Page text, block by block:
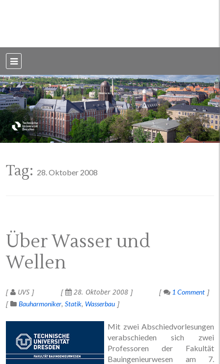
Dresden
Tag: 28. Oktober 2008
Über Wasser und
Wellen
UVS 28. Oktober 2008
1 Comment
Bauharmoniker Statik Wasserbau
Mit zwei Abschiedvorlesungen
verabschieden sich zwei
Professoren der Fakultät
Bauingenieurwesen am 7.